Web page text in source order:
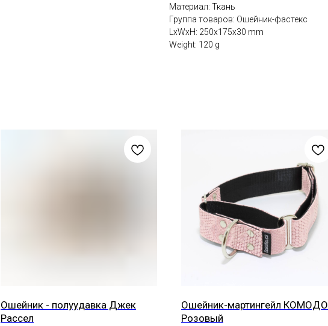
Материал: Ткань
Группа товаров: Ошейник-фастекс
LxWxH: 250x175x30 mm
Weight: 120 g
Ошейник - полуудавка Джек
Рассел
Ошейник-мартингейл КОМОДО
Розовый